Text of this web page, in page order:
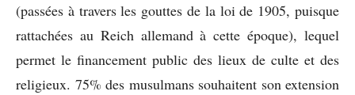
(passées à travers les gouttes de la loi de 1905, puisque
rattachées au Reich allemand à cette époque), lequel
permet le financement public des lieux de culte et des
religieux. 75% des musulmans souhaitent son extension